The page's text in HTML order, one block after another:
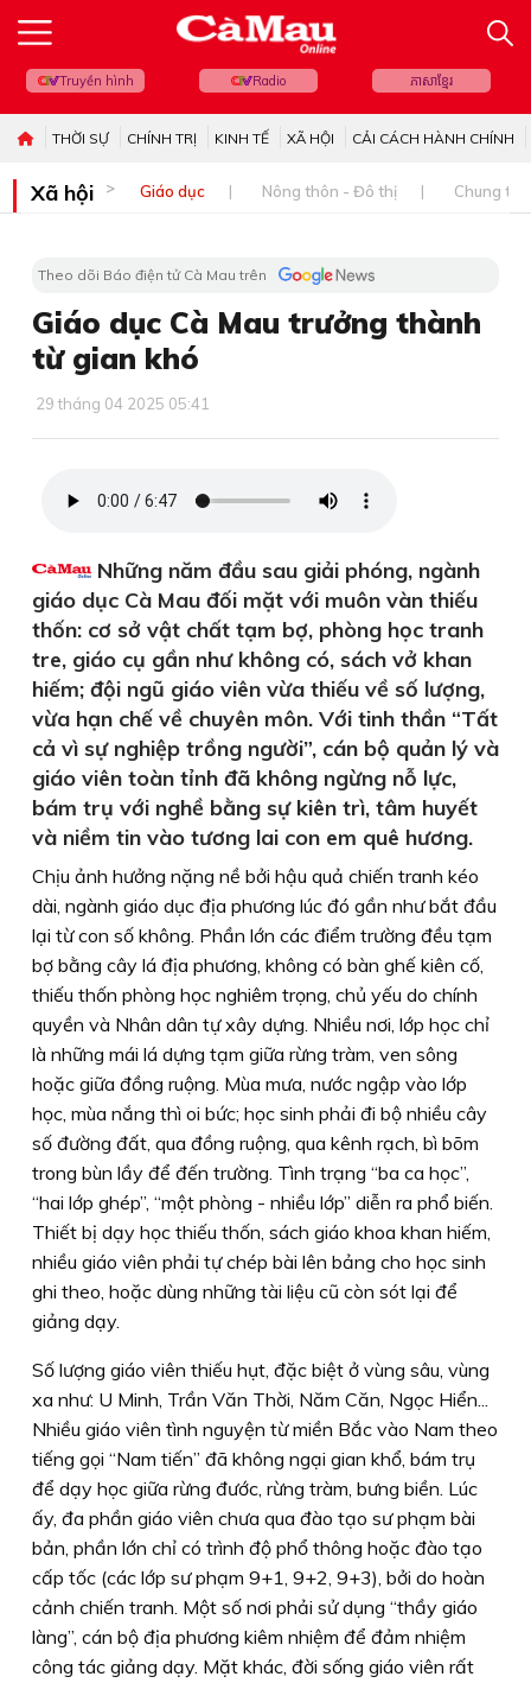
Truyền hình Radio ភាសាខ្មែរ
THỜI SỰ CHÍNH TRỊ KINH TẾ XÃ HỘI CẢI CÁCH HÀNH CHÍNH
Xã hội Giáo dục Nông thôn - Đô thị Chung
Theo dõi Báo điện tử Cà Mau trên
Giáo dục Cà Mau trưởng thành
từ gian khó
29 tháng 04 2025 05:41
Những năm đầu sau giải phóng, ngành
giáo dục Cà Mau đối mặt với muôn vàn thiếu
thốn: cơ sở vật chất tạm bợ, phòng học tranh
tre, giáo cụ gần như không có, sách vở khan
hiếm; đội ngũ giáo viên vừa thiếu về số lượng,
vừa hạn chế về chuyên môn. Với tinh thần “Tất
cả vì sự nghiệp trồng người”, cán bộ quản lý và
giáo viên toàn tỉnh đã không ngừng nỗ lực,
bám trụ với nghề bằng sự kiên trì, tâm huyết
và niềm tin vào tương lai con em quê hương.
Chịu ảnh hưởng nặng nề bởi hậu quả chiến tranh kéo
dài, ngành giáo dục địa phương lúc đó gần như bắt đầu
lại từ con số không. Phần lớn các điểm trường đều tạm
bợ bằng cây lá địa phương, không có bàn ghế kiên cố,
thiếu thốn phòng học nghiêm trọng, chủ yếu do chính
quyền và Nhân dân tự xây dựng. Nhiều nơi, lớp học chỉ
là những mái lá dựng tạm giữa rừng tràm, ven sông
hoặc giữa đồng ruộng. Mùa mưa, nước ngập vào lớp
học, mùa nắng thì oi bức; học sinh phải đi bộ nhiều cây
số đường đất, qua đồng ruộng, qua kênh rạch, bì bõm
trong bùn lầy để đến trường. Tình trạng “ba ca học”,
“hai lớp ghép”, “một phòng - nhiều lớp” diễn ra phổ biến.
Thiết bị dạy học thiếu thốn, sách giáo khoa khan hiếm,
nhiều giáo viên phải tự chép bài lên bảng cho học sinh
ghi theo, hoặc dùng những tài liệu cũ còn sót lại để
giảng dạy.
Số lượng giáo viên thiếu hụt, đặc biệt ở vùng sâu, vùng
xa như: U Minh, Trần Văn Thời, Năm Căn, Ngọc Hiển...
Nhiều giáo viên tình nguyện từ miền Bắc vào Nam theo
tiếng gọi “Nam tiến” đã không ngại gian khổ, bám trụ
để dạy học giữa rừng đước, rừng tràm, bưng biền. Lúc
ấy, đa phần giáo viên chưa qua đào tạo sư phạm bài
bản, phần lớn chỉ có trình độ phổ thông hoặc đào tạo
cấp tốc (các lớp sư phạm 9+1, 9+2, 9+3), bởi do hoàn
cảnh chiến tranh. Một số nơi phải sử dụng “thầy giáo
làng”, cán bộ địa phương kiêm nhiệm để đảm nhiệm
công tác giảng dạy. Mặt khác, đời sống giáo viên rất